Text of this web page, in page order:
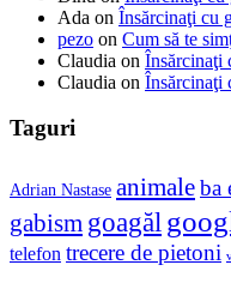
Ada on Însărcinaţi cu
pezo on Cum să te
Claudia on Însărcinaţi
Claudia on Însărcinaţi
Taguri
Adrian Nastase animaleba
gabism goagăl
telefon trecere de pietoni